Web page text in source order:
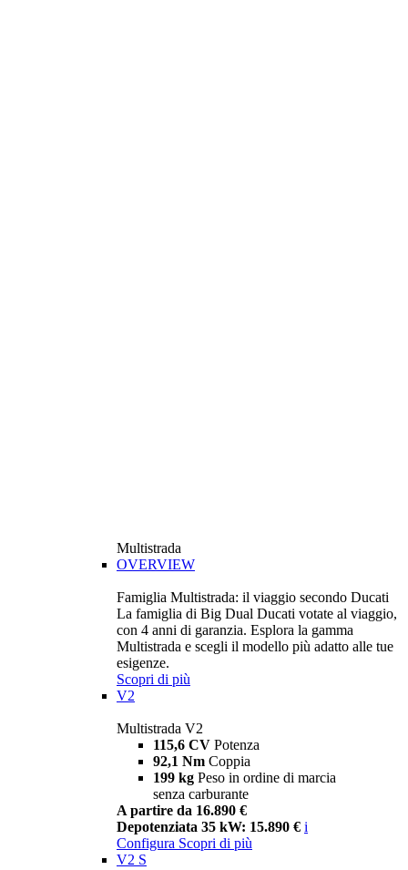
Multistrada
OVERVIEW
Famiglia Multistrada: il viaggio secondo Ducati
La famiglia di Big Dual Ducati votate al viaggio,
con 4 anni di garanzia. Esplora la gamma
Multistrada e scegli il modello più adatto alle tue
esigenze.
Scopri di più
V2
Multistrada V2
115,6 CV Potenza
92,1 Nm Coppia
199 kg Peso in ordine di marcia
senza carburante
A partire da 16.890 €
Depotenziata 35 kW: 15.890 € i
Configura Scopri di più
V2 S